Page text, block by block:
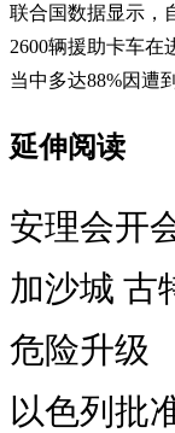
联合国数据显示，
2600辆援助卡车在
当中多达88%因遭
延伸阅读
安理会开
加沙城 古
危险升级
以色列批